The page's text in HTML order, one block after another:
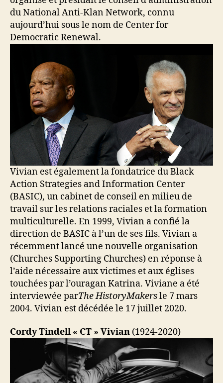
du National Anti-Klan Network, connu
aujourd’hui sous le nom de Center for
Democratic Renewal.
Vivian est également la fondatrice du Black
Action Strategies and Information Center
(BASIC), un cabinet de conseil en milieu de
travail sur les relations raciales et la formation
multiculturelle. En 1999, Vivian a confié la
direction de BASIC à l’un de ses fils. Vivian a
récemment lancé une nouvelle organisation
(Churches Supporting Churches) en réponse à
l’aide nécessaire aux victimes et aux églises
touchées par l’ouragan Katrina. Viviane a été
interviewée parThe HistoryMakersle 7 mars
2004. Vivian est décédée le 17 juillet 2020.
Cordy Tindell « CT » Vivian (1924-2020)